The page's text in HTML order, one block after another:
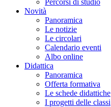
Percorsi di studio
Novità
Panoramica
Le notizie
Le circolari
Calendario eventi
Albo online
Didattica
Panoramica
Offerta formativa
Le schede didattiche
I progetti delle classi